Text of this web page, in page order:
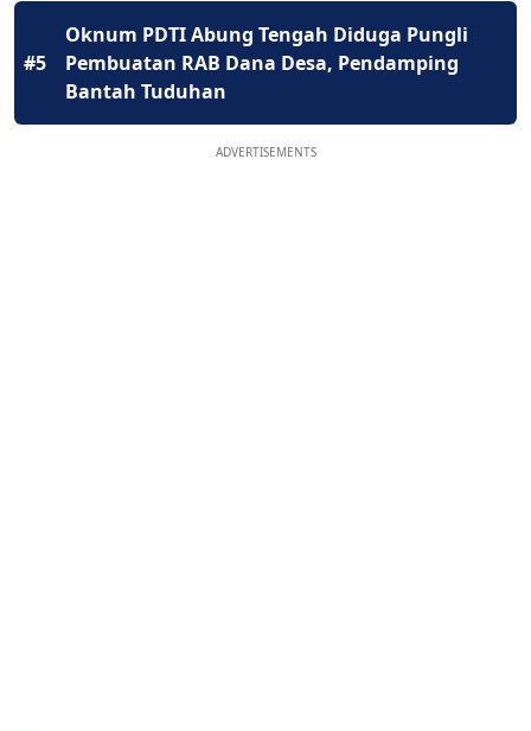
#5
Oknum PDTI Abung Tengah Diduga Pungli
Pembuatan RAB Dana Desa, Pendamping
Bantah Tuduhan
ADVERTISEMENTS